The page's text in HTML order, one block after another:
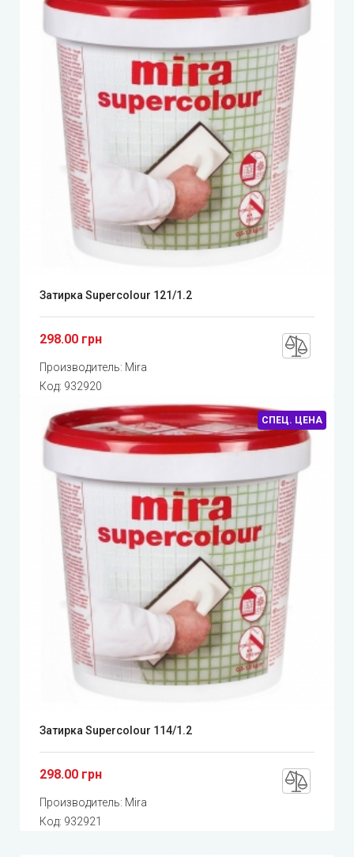
Затирка Supercolour 121/1.2
298.00 грн
Производитель: Mira
Код: 932920
СПЕЦ. ЦЕНА
Затирка Supercolour 114/1.2
298.00 грн
Производитель: Mira
Код: 932921